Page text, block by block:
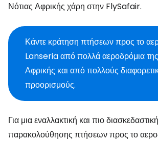
Νότιας Αφρικής χάρη στην FlySafair.
Κάντε κράτηση πτήσεων προς το
Lanseria από πολλά αεροδρόμια
Αφρικής και από πολλούς
προορισμούς.
Για μια εναλλακτική και πιο
παρακολούθησης πτήσεων προς το